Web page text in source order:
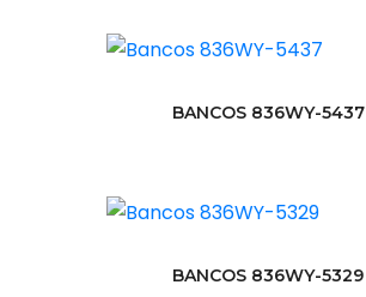
BANCOS 836WY-5437
BANCOS 836WY-5329